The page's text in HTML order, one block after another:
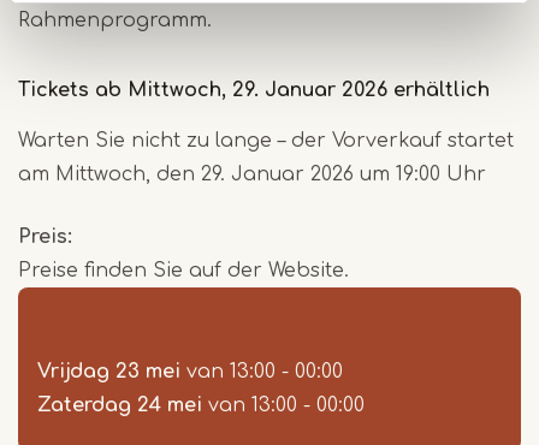
Rahmenprogramm.
Tickets ab Mittwoch, 29. Januar 2026 erhältlich
Warten Sie nicht zu lange – der Vorverkauf startet
am Mittwoch, den 29. Januar 2026 um 19:00 Uhr
Preis
Preise finden Sie auf der Website.
Vrijdag 23 mei van 13:00 - 00:00
Zaterdag 24 mei van 13:00 - 00:00